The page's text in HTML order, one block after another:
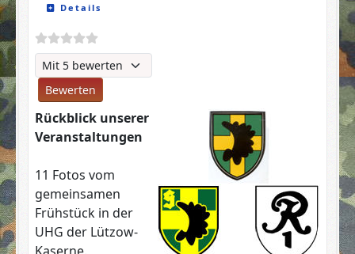
Details
Bitte bewerten
Rückblick unserer
Veranstaltungen
11 Fotos vom
gemeinsamen
Frühstück in der
UHG der Lützow-